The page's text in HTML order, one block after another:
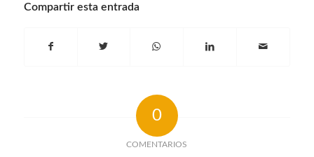
Compartir esta entrada
0
COMENTARIOS